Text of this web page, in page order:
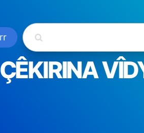
ÇÊKIRINA